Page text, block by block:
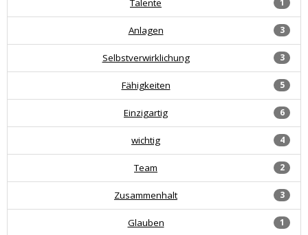
Talente
3
Anlagen
3
Selbstverwirklichung
5
Fähigkeiten
6
Einzigartig
4
wichtig
2
Team
3
Zusammenhalt
1
Glauben